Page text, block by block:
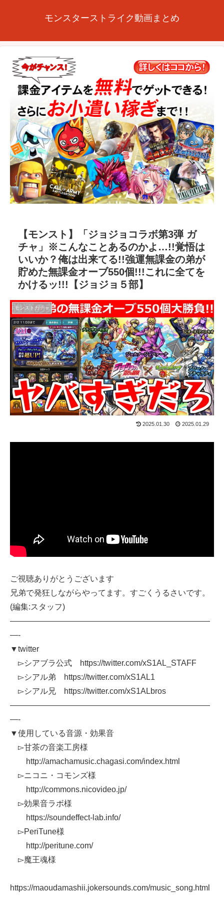
モンスターストライク動画まとめ
【モンスト】「ジョジョコラボ第3弾 ガ
チャ」※こんなことあるのかよ…!!覚悟は
いいか？俺は出来てる!!強運無課金の弟が
貯めた無課金オーブ550個!!!これに全てを
かけるッ!!!【ジョジョ５部】
モンストガチャ
2025.01.30 2025.01.29
ご視聴ありがとうございます
兄弟で発狂しながらやってます。すごくうるさいです。
(編集:スタッフ)
—————————————————————————
—-
▼twitter
▻シアブラ公式 https://twitter.com/xS1AL_STAFF
▻シアル弟 https://twitter.com/xS1AL1
▻シアル兄 https://twitter.com/xS1ALbros
—————————————————————————
—-
▼使用している音源・効果音
▻甘茶の音楽工房様
http://amachamusic.chagasi.com/index.html
▻ニコニ・コモンズ様
http://commons.nicovideo.jp/
▻効果音ラボ様
https://soundeffect-lab.info/
▻PeriTune様
http://peritune.com/
▻魔王魂様
https://maoudamashii.jokersounds.com/music_song.html